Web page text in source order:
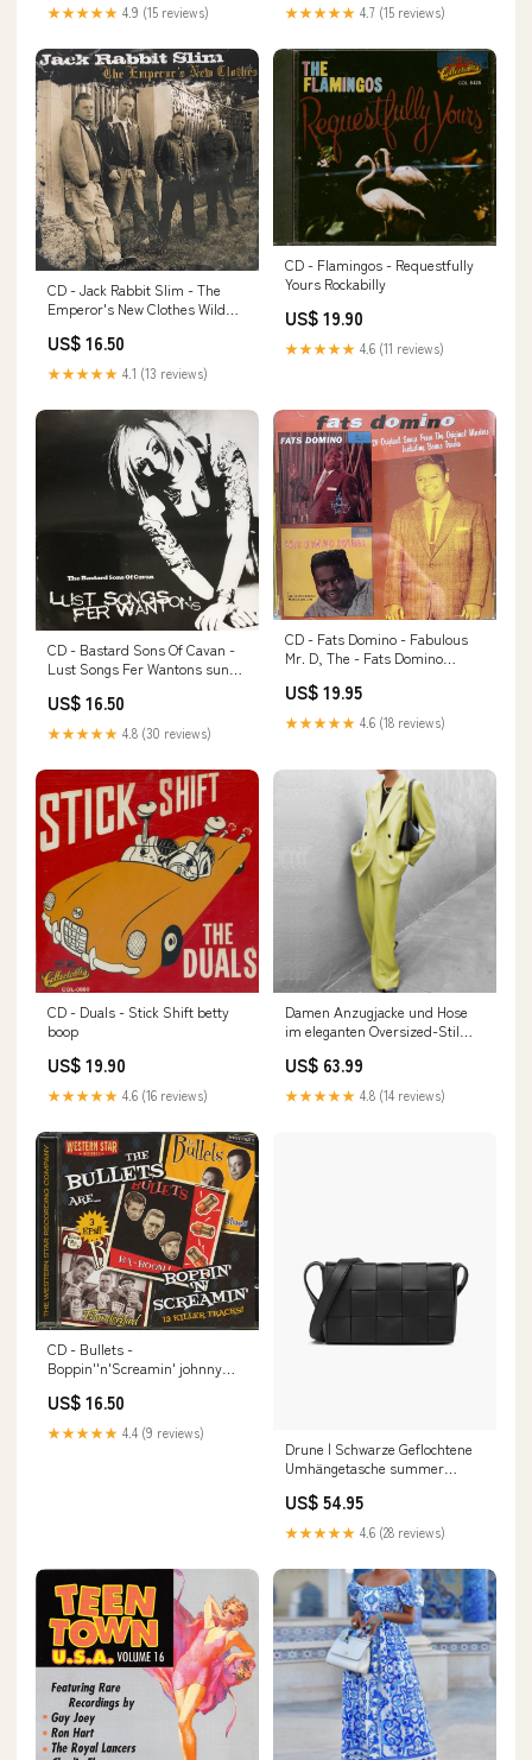
★★★★★ 4.9 (15 reviews) ★★★★★ 4.7 (15 reviews)
CD - Jack Rabbit Slim - The
Emperor's New Clothes Wild
US$ 16.50
★★★★★ 4.1 (13 reviews)
CD - Flamingos - Requestfully
Yours Rockabilly
US$ 19.90
★★★★★ 4.6 (11 reviews)
CD - Bastard Sons Of Cavan -
Lust Songs Fer Wantons sun
US$ 16.50
★★★★★ 4.8 (30 reviews)
CD - Fats Domino - Fabulous
Mr. D, The - Fats Domino
US$ 19.95
★★★★★ 4.6 (18 reviews)
CD - Duals - Stick Shift betty
boop
US$ 19.90
★★★★★ 4.6 (16 reviews)
Damen Anzugjacke und Hose
im eleganten Oversized-Stil
WWBESTSELLERSAUGUST-17
US$ 63.99
★★★★★ 4.8 (14 reviews)
CD - Bullets -
Boppin''n'Screamin' johnny
US$ 16.50
★★★★★ 4.4 (9 reviews)
Drune | Schwarze Geflochtene
Umhängetasche summer
US$ 54.95
★★★★★ 4.6 (28 reviews)